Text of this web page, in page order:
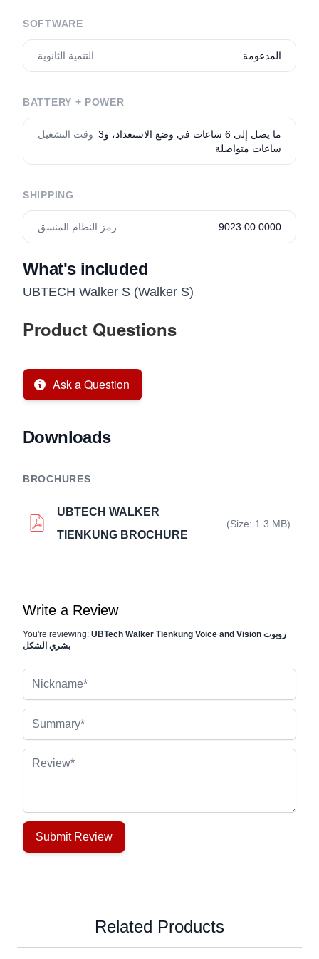
SOFTWARE
التنمية الثانوية المدعومة
BATTERY + POWER
وقت التشغيل ما يصل إلى 6 ساعات في وضع الاستعداد، و3
ساعات متواصلة
SHIPPING
رمز النظام المنسق 9023.00.0000
What's included
UBTECH Walker S (Walker S)
Product Questions
Ask a Question
Downloads
BROCHURES
UBTECH WALKER
TIENKUNG BROCHURE
(Size: 1.3 MB)
Write a Review
You're reviewing: UBTech Walker Tienkung Voice and Vision روبوت
بشري الشكل
Review
Submit Review
Related Products